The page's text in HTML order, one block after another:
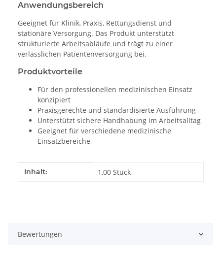
Anwendungsbereich
Geeignet für Klinik, Praxis, Rettungsdienst und
stationäre Versorgung. Das Produkt unterstützt
strukturierte Arbeitsabläufe und trägt zu einer
verlässlichen Patientenversorgung bei.
Produktvorteile
Für den professionellen medizinischen Einsatz
konzipiert
Praxisgerechte und standardisierte Ausführung
Unterstützt sichere Handhabung im Arbeitsalltag
Geeignet für verschiedene medizinische
Einsatzbereiche
Produkteigenschaft
Wert
Inhalt: 1,00 Stück
Bewertungen